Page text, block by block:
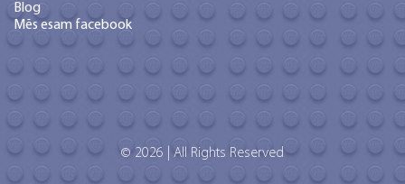
Blog
Mēs esam facebook
© 2026 | All Rights Reserved